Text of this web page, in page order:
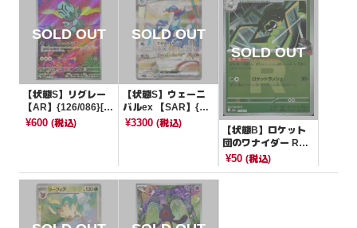
【状態S】リグレー
【AR】{126/086}[S
V11B]
¥600 (税込)
【状態S】ウェーニ
バルex 【SAR】{09
8/073}[SV1a]
¥3300(税込)
【状態B】ロケット
団のワナイダー R団
ミラー【-】{016/19
¥50 (税込)